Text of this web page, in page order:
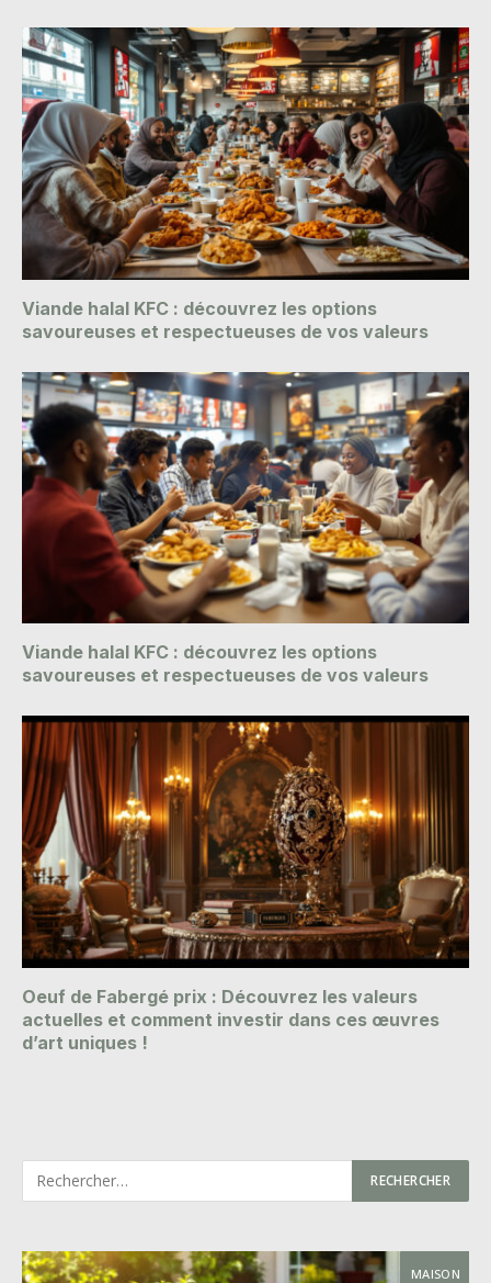
Viande halal KFC : découvrez les options
savoureuses et respectueuses de vos valeurs
Viande halal KFC : découvrez les options
savoureuses et respectueuses de vos valeurs
Oeuf de Fabergé prix : Découvrez les valeurs
actuelles et comment investir dans ces œuvres
d’art uniques !
MAISON